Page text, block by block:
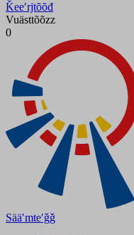
Ǩeeʹrjtõõđ
Vuästtõõzz
0
Sääʹmteʹǧǧ